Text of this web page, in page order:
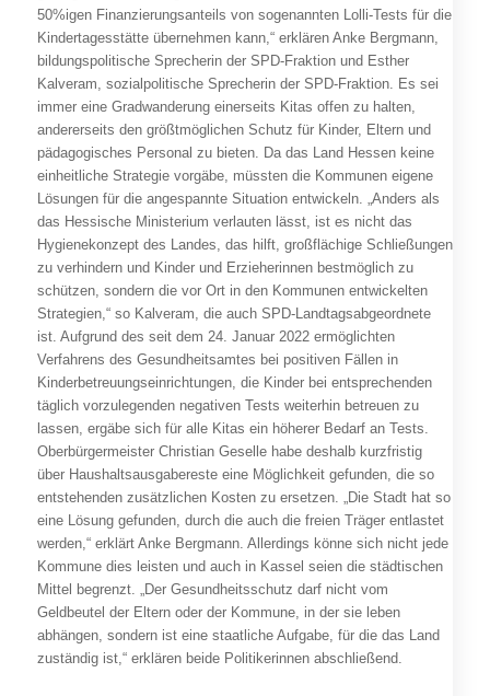
50%igen Finanzierungsanteils von sogenannten Lolli-Tests für die
Kindertagesstätte übernehmen kann,“ erklären Anke Bergmann,
bildungspolitische Sprecherin der SPD-Fraktion und Esther
Kalveram, sozialpolitische Sprecherin der SPD-Fraktion. Es sei
immer eine Gradwanderung einerseits Kitas offen zu halten,
andererseits den größtmöglichen Schutz für Kinder, Eltern und
pädagogisches Personal zu bieten. Da das Land Hessen keine
einheitliche Strategie vorgäbe, müssten die Kommunen eigene
Lösungen für die angespannte Situation entwickeln. „Anders als
das Hessische Ministerium verlauten lässt, ist es nicht das
Hygienekonzept des Landes, das hilft, großflächige Schließungen
zu verhindern und Kinder und Erzieherinnen bestmöglich zu
schützen, sondern die vor Ort in den Kommunen entwickelten
Strategien,“ so Kalveram, die auch SPD-Landtagsabgeordnete
ist. Aufgrund des seit dem 24. Januar 2022 ermöglichten
Verfahrens des Gesundheitsamtes bei positiven Fällen in
Kinderbetreuungseinrichtungen, die Kinder bei entsprechenden
täglich vorzulegenden negativen Tests weiterhin betreuen zu
lassen, ergäbe sich für alle Kitas ein höherer Bedarf an Tests.
Oberbürgermeister Christian Geselle habe deshalb kurzfristig
über Haushaltsausgabereste eine Möglichkeit gefunden, die so
entstehenden zusätzlichen Kosten zu ersetzen. „Die Stadt hat so
eine Lösung gefunden, durch die auch die freien Träger entlastet
werden,“ erklärt Anke Bergmann. Allerdings könne sich nicht jede
Kommune dies leisten und auch in Kassel seien die städtischen
Mittel begrenzt. „Der Gesundheitsschutz darf nicht vom
Geldbeutel der Eltern oder der Kommune, in der sie leben
abhängen, sondern ist eine staatliche Aufgabe, für die das Land
zuständig ist,“ erklären beide Politikerinnen abschließend.